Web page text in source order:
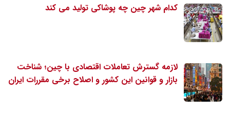
کدام شهر چین چه پوشاکی تولید می کند
لازمه گسترش تعاملات اقتصادی با چین؛ شناخت
بازار و قوانین این کشور و اصلاح برخی مقررات ایران